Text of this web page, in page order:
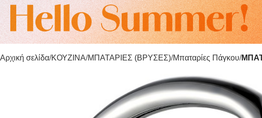
Αρχική σελίδα ΚΟΥΖΙΝΑ ΜΠΑΤΑΡΙΕΣ (ΒΡΥΣΕΣ) Μπαταρίες Πάγκου